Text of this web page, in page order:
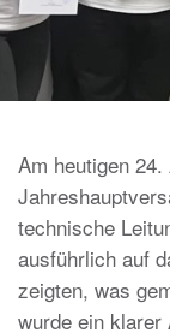
Am heutigen
technische
ausführlich auf
zeigten, was
wurde ein klarer